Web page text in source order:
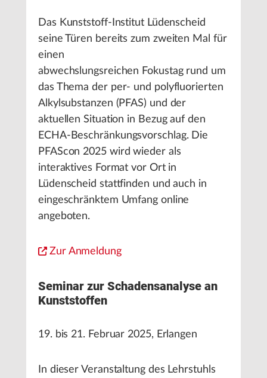
Das Kunststoff-Institut Lüdenscheid
seine Türen bereits zum zweiten Mal für
einen
abwechslungsreichen Fokustag rund um
das Thema der per- und polyfluorierten
Alkylsubstanzen (PFAS) und der
aktuellen Situation in Bezug auf den
ECHA-Beschränkungsvorschlag. Die
PFAScon 2025 wird wieder als
interaktives Format vor Ort in
Lüdenscheid stattfinden und auch in
eingeschränktem Umfang online
angeboten.
Zur Anmeldung
Seminar zur Schadensanalyse an
Kunststoffen
19. bis 21. Februar 2025, Erlangen
In dieser Veranstaltung des Lehrstuhls